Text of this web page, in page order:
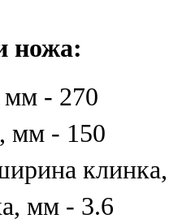
ножа:
- 270
мм - 150
мм - 3.6